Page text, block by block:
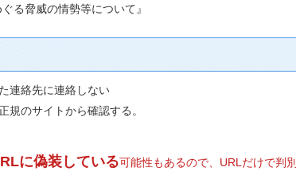
る脅威の情勢等について』
連絡先に連絡しない
規のサイトから確認する。
に偽装している可能性もあるので、URLだけで判別